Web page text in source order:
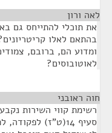
לאה ורון
את תוכלי להתייחס גם
בהתאם לאלו
ומדוע הם, ברובם,
לאוטובוסים?
חוה ראובני
רשימת קווי השירות
סעיף 14(ט"ז)